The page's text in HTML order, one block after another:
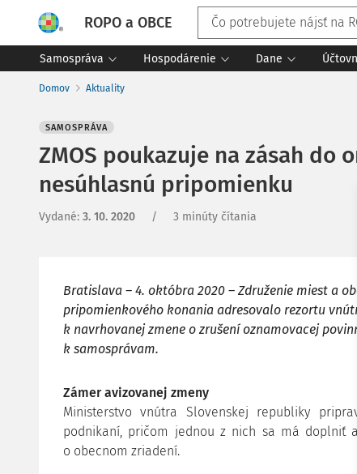
ROPO a OBCE
Samospráva Hospodárenie Dane
Domov Aktuality
SAMOSPRÁVA
ZMOS poukazuje na zásah do
nesúhlasnú pripomienku
Vydané: 3. 10. 2020 / 3 minúty čítania
Bratislava – 4. októbra 2020 – Združenie miest a
pripomienkového konania adresovalo rezortu
k navrhovanej zmene o zrušení oznamovacej
k samosprávam.
Zámer avizovanej zmeny
Ministerstvo vnútra Slovenskej republiky
podnikaní, pričom jednou z nich sa má doplniť
o obecnom zriadení.